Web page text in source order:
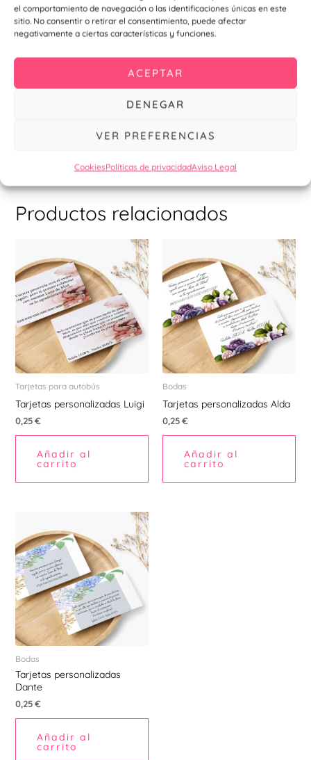
el comportamiento de navegación o las identificaciones únicas en este
sitio. No consentir o retirar el consentimiento, puede afectar
negativamente a ciertas características y funciones.
ACEPTAR
DENEGAR
VER PREFERENCIAS
CookiesPolíticas de privacidadAviso Legal
Chapas espejo
Seleccionar
Las
opciones
se
pueden
elegir
en
la
de
Carteles indicativos para eventos
Cartel indicativo Granada
7,90€–11,91€
opciones
en
Productos relacionados
Tarjetas para autobús
Tarjetas personalizadas Luigi
0,25€
Añadir al
carrito
Bodas
Tarjetas personalizadas Alda
0,25€
Añadir al
carrito
Bodas
Tarjetas personalizadas
Dante
0,25€
Añadir al
carrito